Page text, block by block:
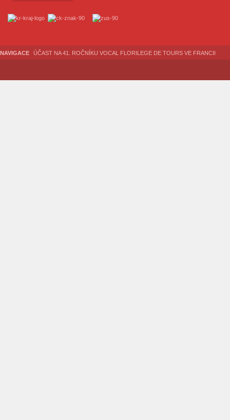
NAVIGACE ÚČAST NA 41. ROČNÍKU VOCAL FLORILEGE DE TOURS VE FRANCII